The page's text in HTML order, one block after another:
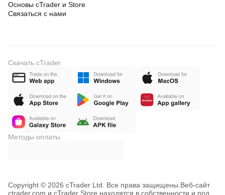
Основы cTrader и Store
Связаться с нами
Скачать cTrader
Методы оплаты
Copyright © 2026 cTrader Ltd. Все права защищены. Веб-сайт
ctrader.com и cTrader Store находятся в собственности и под